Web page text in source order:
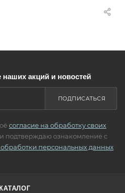
наших акций и новостей
согласие на обработку своих
подтверждаю ознакомление с
персональных данных
ПОДПИСАТЬСЯ
КАТАЛОГ